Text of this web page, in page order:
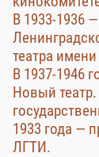
В 1933-1936
театра
В 1937-1946
Новый
1933 года —
ЛГТИ.